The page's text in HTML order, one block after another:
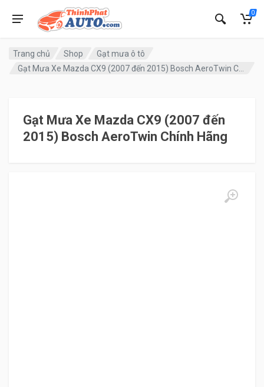
0
Trang chủ Shop
Gạt mưa ô tô
Gạt Mưa Xe Mazda CX9 (2007 đến
2015) Bosch AeroTwin Chính Hãng